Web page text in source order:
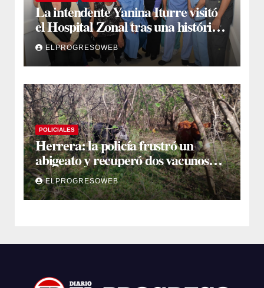
La intendente Yanina Iturre visitó
el Hospital Zonal tras una histórica
jornada de intervenciones
laparoscópicas
ELPROGRESOWEB
POLICIALES
Herrera: la policía frustró un
abigeato y recuperó dos vacunos
ocultos en una zona montuosa
ELPROGRESOWEB